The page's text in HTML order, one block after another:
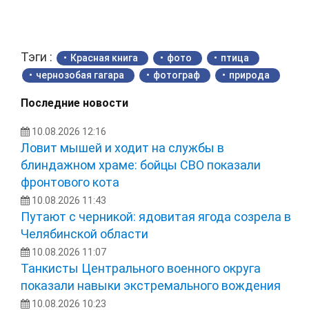
Тэги : Красная книга фото
птица
чернозобая гагара
фотограф природа
Последние новости
10.08.2026 12:16
Ловит мышей и ходит на службы в
блиндажном храме: бойцы СВО показали
фронтового кота
10.08.2026 11:43
Путают с черникой: ядовитая ягода созрела в
Челябинской области
10.08.2026 11:07
Танкисты Центрального военного округа
показали навыки экстремального вождения
10.08.2026 10:23